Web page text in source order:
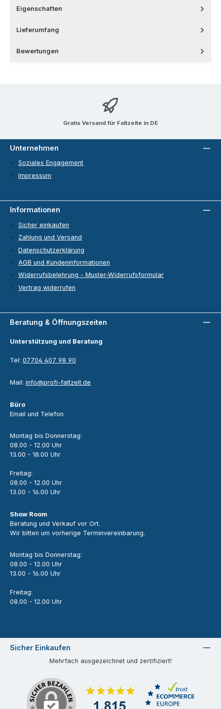
Eigenschaften
Lieferumfang
Bewertungen
Gratis Versand für Faltzelte in DE
Beratung & Öffnungszeiten
Unterstützung und Beratung
Tel: 07704 407 98 90
Mail: info@profi-faltzelt.de
Büro
Email und Telefon
Montag bis Donnerstag:
08.00 - 12.00 Uhr
13.00 - 18.00 Uhr
Freitag:
08.00 - 12.00 Uhr
13.00 - 16.00 Uhr
Show Room
Beratung und Verkauf vor Ort.
Wir bitten um vorherige Terminvereinbarung.
Montag bis Donnerstag:
08.00 - 12.00 Uhr
13.00 - 16.00 Uhr
Freitag:
08.00 - 12.00 Uhr
Unternehmen
Soziales Engagement
Impressum
Informationen
Sicher einkaufen
Zahlung und Versand
Datenschutzerklärung
AGB und Kundeninformationen
Widerrufsbelehrung - Muster-Widerrufsformular
Vertrag widerrufen
Sicher Einkaufen
Mehrfach ausgezeichnet und zertifiziert!